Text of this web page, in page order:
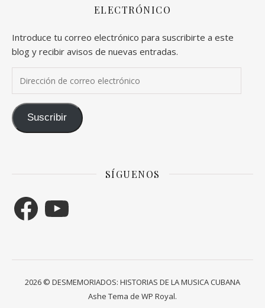
ELECTRÓNICO
Introduce tu correo electrónico para suscribirte a este
blog y recibir avisos de nuevas entradas.
Suscribir
SÍGUENOS
Facebook
2026 © DESMEMORIADOS: HISTORIAS DE LA MUSICA CUBANA
Ashe Tema de WP Royal.